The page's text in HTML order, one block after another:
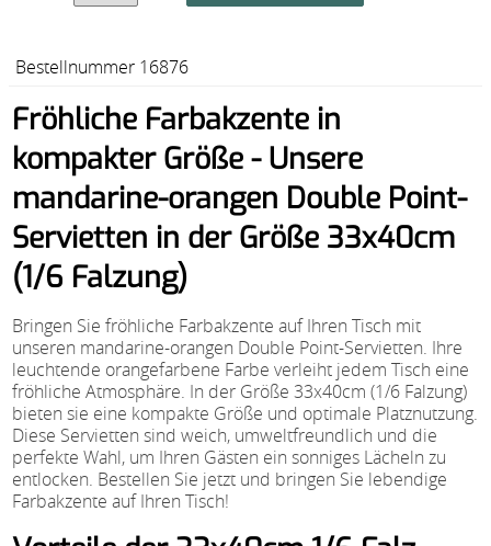
Bestellnummer 16876
Fröhliche Farbakzente in
kompakter Größe - Unsere
mandarine-orangen Double Point-
Servietten in der Größe 33x40cm
(1/6 Falzung)
Bringen Sie fröhliche Farbakzente auf Ihren Tisch mit
unseren mandarine-orangen Double Point-Servietten. Ihre
leuchtende orangefarbene Farbe verleiht jedem Tisch eine
fröhliche Atmosphäre. In der Größe 33x40cm (1/6 Falzung)
bieten sie eine kompakte Größe und optimale Platznutzung.
Diese Servietten sind weich, umweltfreundlich und die
perfekte Wahl, um Ihren Gästen ein sonniges Lächeln zu
entlocken. Bestellen Sie jetzt und bringen Sie lebendige
Farbakzente auf Ihren Tisch!